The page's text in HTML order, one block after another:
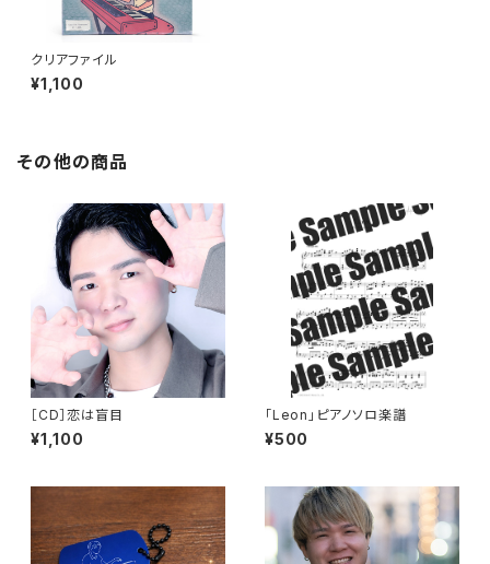
クリアファイル
¥1,100
その他の商品
［CD］恋は盲目
¥1,100
「Leon」ピアノソロ楽譜
¥500